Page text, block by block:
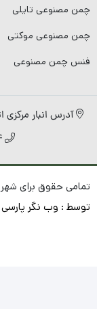
چمن مصنوعی تایلی
چمن مصنوعی موکتی
فنس چمن مصنوعی
آدرس انبار
تمامی حقوق برای
توسط : وب نگر پارسی